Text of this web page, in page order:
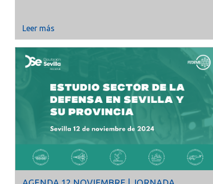
Leer más